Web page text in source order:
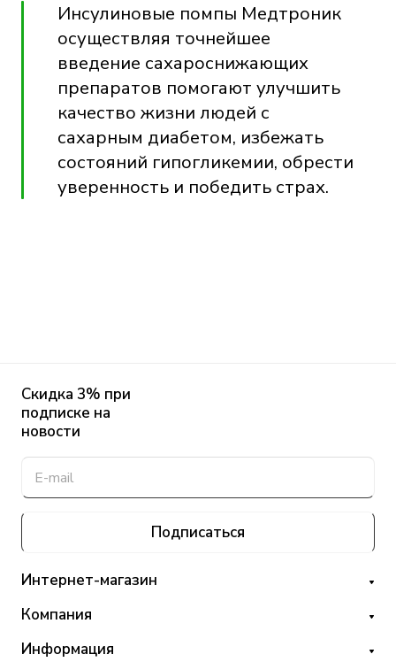
Инсулиновые помпы Медтроник
осуществляя точнейшее
введение сахароснижающих
препаратов помогают улучшить
качество жизни людей с
сахарным диабетом, избежать
состояний гипогликемии, обрести
уверенность и победить страх.
Скидка 3% при
подписке на
новости
Подписаться
Интернет-магазин
Компания
Информация